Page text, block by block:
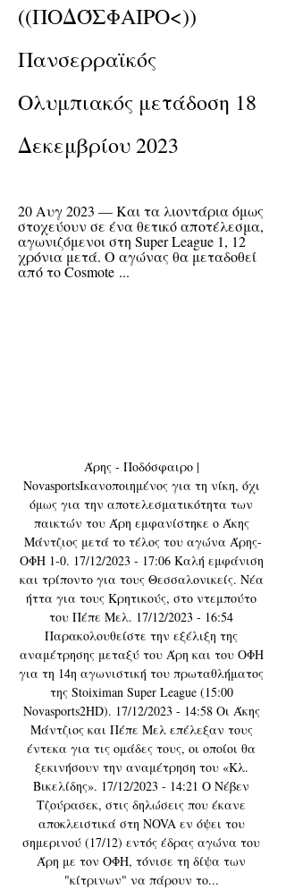
((ΠΟΔΌΣΦΑΙΡΟ<))
Πανσερραϊκός
Ολυμπιακός μετάδοση 18
Δεκεμβρίου 2023
20 Αυγ 2023 — Και τα λιοντάρια όμως
στοχεύουν σε ένα θετικό αποτέλεσμα,
αγωνιζόμενοι στη Super League 1, 12
χρόνια μετά. Ο αγώνας θα μεταδοθεί
από το Cosmote ...
Άρης - Ποδόσφαιρο |
NovasportsΙκανοποιημένος για τη νίκη, όχι
όμως για την αποτελεσματικότητα των
παικτών του Άρη εμφανίστηκε ο Άκης
Μάντζιος μετά το τέλος του αγώνα Άρης-
ΟΦΗ 1-0. 17/12/2023 - 17:06 Καλή εμφάνιση
και τρίποντο για τους Θεσσαλονικείς. Νέα
ήττα για τους Κρητικούς, στο ντεμπούτο
του Πέπε Μελ. 17/12/2023 - 16:54
Παρακολουθείστε την εξέλιξη της
αναμέτρησης μεταξύ του Άρη και του ΟΦΗ
για τη 14η αγωνιστική του πρωταθλήματος
της Stoiximan Super League (15:00
Novasports2HD). 17/12/2023 - 14:58 Οι Άκης
Μάντζιος και Πέπε Μελ επέλεξαν τους
έντεκα για τις ομάδες τους, οι οποίοι θα
ξεκινήσουν την αναμέτρηση του «Κλ.
Βικελίδης». 17/12/2023 - 14:21 Ο Νέβεν
Τζούρασεκ, στις δηλώσεις που έκανε
αποκλειστικά στη NOVA εν όψει του
σημερινού (17/12) εντός έδρας αγώνα του
Άρη με τον ΟΦΗ, τόνισε τη δίψα των
"κίτρινων" να πάρουν το...